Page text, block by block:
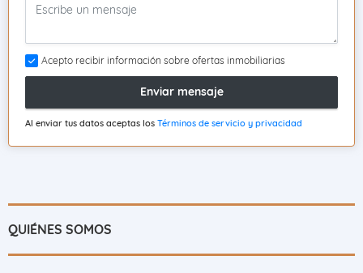
Acepto recibir información sobre ofertas inmobiliarias
Enviar mensaje
Al enviar tus datos aceptas los Términos de servicio y privacidad
QUIÉNES SOMOS